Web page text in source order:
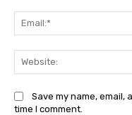
Save my name,
time I comment.